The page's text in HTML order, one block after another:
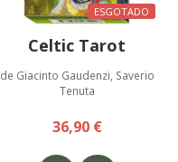
ESGOTADO
Celtic Tarot
de Giacinto Gaudenzi, Saverio
Tenuta
36,90 €